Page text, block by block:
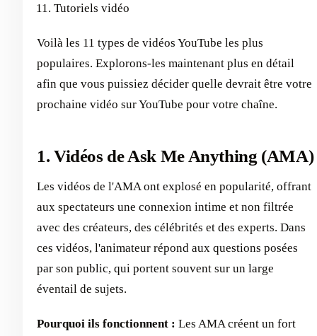
Tutoriels vidéo
Voilà les 11 types de vidéos YouTube les plus
populaires. Explorons-les maintenant plus en détail
afin que vous puissiez décider quelle devrait être votre
prochaine vidéo sur YouTube pour votre chaîne.
1. Vidéos de Ask Me Anything (AMA)
Les vidéos de l'AMA ont explosé en popularité, offrant
aux spectateurs une connexion intime et non filtrée
avec des créateurs, des célébrités et des experts. Dans
ces vidéos, l'animateur répond aux questions posées
par son public, qui portent souvent sur un large
éventail de sujets.
Pourquoi ils fonctionnent : Les AMA créent un fort